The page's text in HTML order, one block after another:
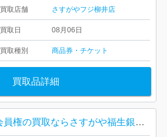
買取店舗 さすがやフジ柳井店
買取日 08月06日
買取種別 商品券・チケット
買取品詳細
会員権の買取ならさすがや福生銀座いなげや店！| 福生市南田園| 東京国立博物館 友の会会員証 トーハク パスポート